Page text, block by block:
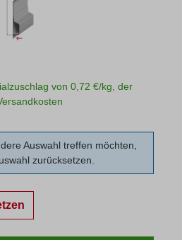
von 0,72 €/kg, der
Auswahl treffen möchten,
zurücksetzen.